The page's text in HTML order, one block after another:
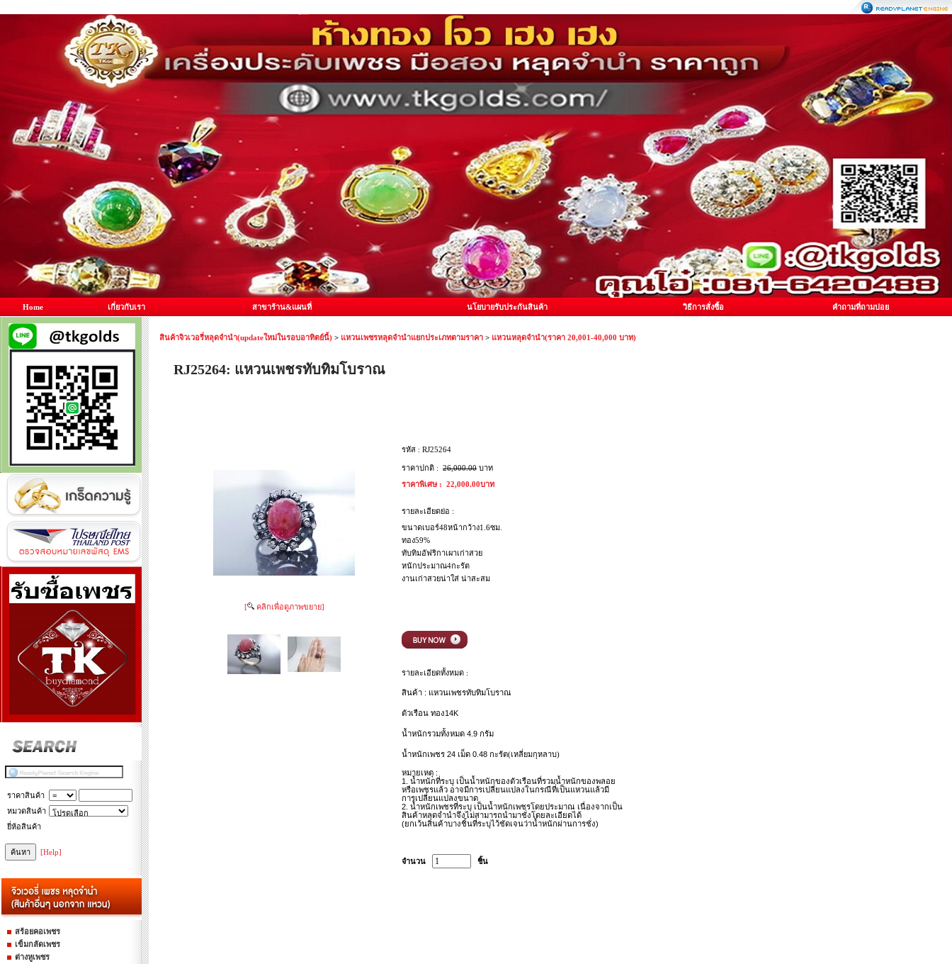
Home เกี่ยวกับเรา สาขาร้าน&แผนที่ นโยบายรับประกันสินค้า วิธีการสั่งซื้อ คำถามที่ถามบ่อย
ราคาสินค้า
หมวดสินค้า
ยี่ห้อสินค้า
[Help]
สร้อยคอเพชร
เข็มกลัดเพชร
ต่างหูเพชร
สินค้าจิวเวอรี่หลุดจำนำ(updateใหม่ในรอบอาทิตย์นี้) > แหวนเพชรหลุดจำนำแยกประเภทตามราคา > แหวนหลุดจำนำ(ราคา 20,001-40,000 บาท)
RJ25264: แหวนเพชรทับทิมโบราณ
[ คลิกเพื่อดูภาพขยาย]
รหัส : RJ25264
ราคาปกติ : 26,000.00 บาท
ราคาพิเศษ : 22,000.00บาท
รายละเอียดย่อ :
ขนาดเบอร์48หน้ากว้าง1.6ซม.
ทอง59%
ทับทิมอัฟริกาเผาเก่าสวย
หนักประมาณ4กะรัต
งานเก่าสวยน่าใส่ น่าสะสม
รายละเอียดทั้งหมด :
สินค้า : แหวนเพชรทับทิมโบราณ
ตัวเรือน ทอง14K
น้ำหนักรวมทั้งหมด 4.9 กรัม
น้ำหนักเพชร 24 เม็ด 0.48 กะรัต(เหลี่ยมกุหลาบ)
หมายเหตุ :
1. น้ำหนักที่ระบุ เป็นน้ำหนักของตัวเรือนที่รวมน้ำหนักของพลอย
หรือเพชรแล้ว อาจมีการเปลี่ยนแปลงในกรณีที่เป็นแหวนแล้วมี
การเปลี่ยนแปลงขนาด
2. น้ำหนักเพชรที่ระบุ เป็นน้ำหนักเพชรโดยประมาณ เนื่องจากเป็น
สินค้าหลุดจำนำจึงไม่สามารถนำมาชั่งโดยละเอียดได้
(ยกเว้นสินค้าบางชิ้นที่ระบุไว้ชัดเจนว่าน้ำหนักผ่านการชั่ง)
จำนวน ชิ้น